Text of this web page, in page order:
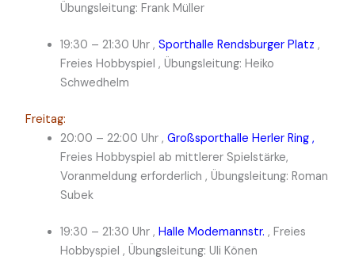
Übungsleitung: Frank Müller
19:30 – 21:30 Uhr ,Sporthalle Rendsburger Platz ,
Freies Hobbyspiel , Übungsleitung: Heiko
Schwedhelm
Freitag:
20:00 – 22:00 Uhr , Großsporthalle Herler Ring ,
Freies Hobbyspiel ab mittlerer Spielstärke,
Voranmeldung erforderlich , Übungsleitung: Roman
Subek
19:30 – 21:30 Uhr ,Halle Modemannstr. , Freies
Hobbyspiel , Übungsleitung: Uli Könen